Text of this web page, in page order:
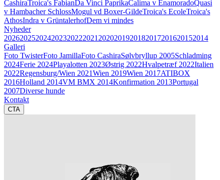
CashiraTroica's FabianDa Vinci PaprikaCalima v EnamoradoQuasi
v Hambacher SchlossMogul vd Boxer-GildeTroica's EcoleTroica's
AthosIndra v GrüntalerhofDem vi mindes
Nyheder
202620252024202320222021 2020201920182017201620152014
Galleri
Foto TwisterFoto JamillaFoto CashiraSølvbryllup 2005Schladming
2024Ferie 2024Playalotten 2023Østrig 2022Hvalpetræf 2022Italien
2022Regensburg/Wien 2021Wien 2019Wien 2017ATIBOX
2016Holland 2014VM BMX 2014Konfirmation 2013Portugal
2007Diverse hunde
Kontakt
CTA